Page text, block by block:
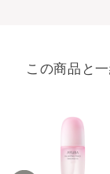
この商品と